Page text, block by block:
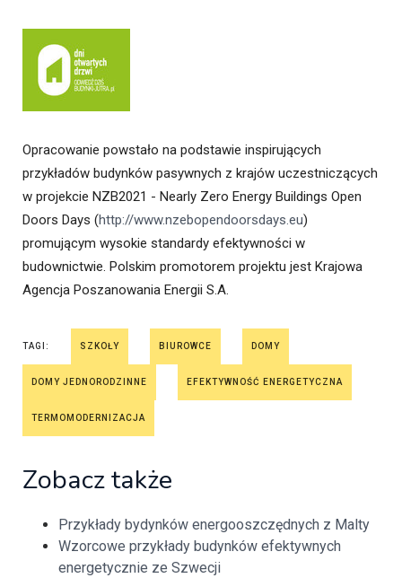
Opracowanie powstało na podstawie inspirujących
przykładów budynków pasywnych z krajów uczestniczących
w projekcie NZB2021 - Nearly Zero Energy Buildings Open
Doors Days (http://www.nzebopendoorsdays.eu)
promującym wysokie standardy efektywności w
budownictwie. Polskim promotorem projektu jest Krajowa
Agencja Poszanowania Energii S.A.
TAGI: SZKOŁY BIUROWCE DOMY
DOMY JEDNORODZINNE EFEKTYWNOŚĆ ENERGETYCZNA
TERMOMODERNIZACJA
Zobacz także
Przykłady bydynków energooszczędnych z Malty
Wzorcowe przykłady budynków efektywnych
energetycznie ze Szwecji